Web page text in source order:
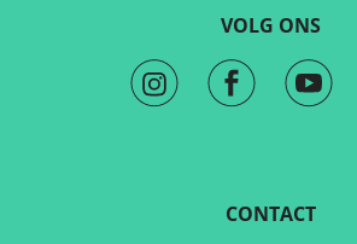
VOLG ONS
CONTACT